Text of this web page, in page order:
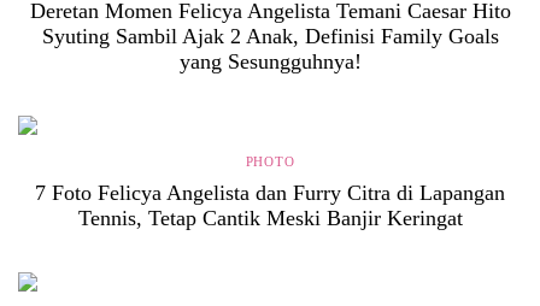
Deretan Momen Felicya Angelista Temani Caesar Hito
Syuting Sambil Ajak 2 Anak, Definisi Family Goals
yang Sesungguhnya!
PHOTO
7 Foto Felicya Angelista dan Furry Citra di Lapangan
Tennis, Tetap Cantik Meski Banjir Keringat